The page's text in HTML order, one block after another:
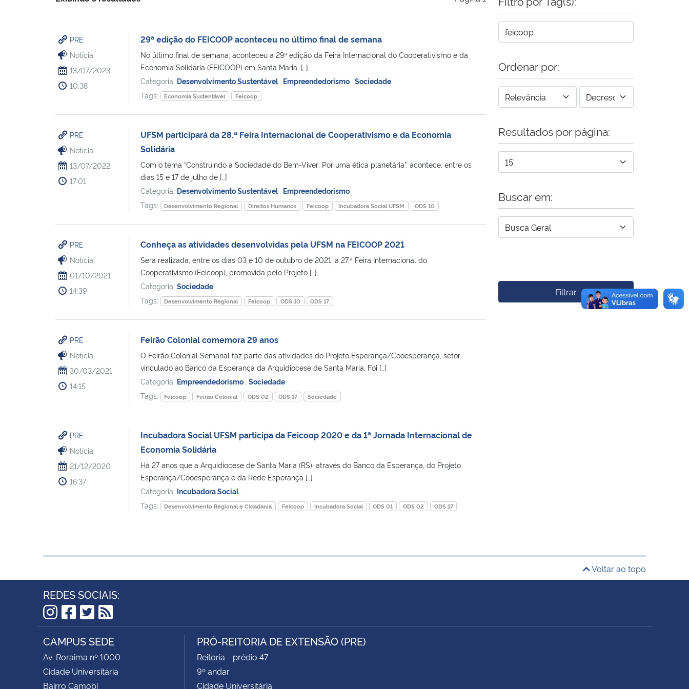
PRE
Notícia
13/07/2023
10:38
29ª edição do FEICOOP aconteceu no último final de semana
No último final de semana, aconteceu a 29ª edição da Feira Internacional do Cooperativismo e da
Economia Solidária (FEICOOP) em Santa Maria. […]
Categoria: Desenvolvimento Sustentável Empreendedorismo Sociedade
Tags:
Economia Sustentável Feicoop
PRE
Notícia
13/07/2022
17:01
UFSM participará da 28.ª Feira Internacional de Cooperativismo e da Economia
Solidária
Com o tema “Construindo a Sociedade do Bem-Viver: Por uma ética planetária”, acontece, entre os
dias 15 e 17 de julho de […]
Categoria: Desenvolvimento Sustentável
Empreendedorismo
Tags:
Desenvolvimento Regional Direitos Humanos Feicoop Incubadora Social UFSM ODS 10
PRE
Notícia
01/10/2021
14:39
Conheça as atividades desenvolvidas pela UFSM na FEICOOP 2021
Será realizada, entre os dias 03 e 10 de outubro de 2021, a 27.ª Feira Internacional do
Cooperativismo (Feicoop), promovida pelo Projeto […]
Categoria: Sociedade
Tags:
Desenvolvimento Regional Feicoop ODS 10 ODS 17
PRE
Notícia
30/03/2021
14:15
Feirão Colonial comemora 29 anos
O Feirão Colonial Semanal faz parte das atividades do Projeto Esperança/Cooesperança, setor
vinculado ao Banco da Esperança da Arquidiocese de Santa Maria. Foi […]
Categoria: Empreendedorismo Sociedade
Tags:
Feicoop Feirão Colonial ODS 02 ODS 17 Sociedade
PRE
Notícia
21/12/2020
16:37
Incubadora Social UFSM participa da Feicoop 2020 e da 1ª Jornada Internacional de
Economia Solidária
Há 27 anos que a Arquidiocese de Santa Maria (RS), através do Banco da Esperança, do Projeto
Esperança/Cooesperança e da Rede Esperança […]
Categoria: Incubadora Social
Tags:
Desenvolvimento Regional e Cidadania Feicoop Incubadora Social ODS 01 ODS 02 ODS 17
Ordenar por:
Resultados por página:
Buscar em:
Filtrar
Voltar ao topo
REDES SOCIAIS:
Instagram
Facebook
Twitter
RSS
CAMPUS SEDE
Av. Roraima nº 1000
Cidade Universitária
Bairro Camobi
PRÓ-REITORIA DE EXTENSÃO (PRE)
Reitoria - prédio 47
9º andar
Cidade Universitária